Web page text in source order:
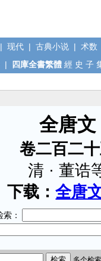
| 现代 | 古典小说 | 术数
| 四庫全書繁體 經 史 子
全唐文
卷二百二
清 · 董诰
下载：全唐
：